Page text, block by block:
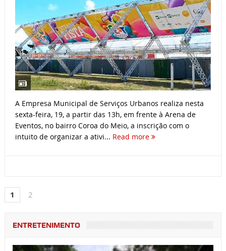
A Empresa Municipal de Serviços Urbanos realiza nesta
sexta-feira, 19, a partir das 13h, em frente à Arena de
Eventos, no bairro Coroa do Meio, a inscrição com o
intuito de organizar a ativi... Read more
1 2
ENTRETENIMENTO